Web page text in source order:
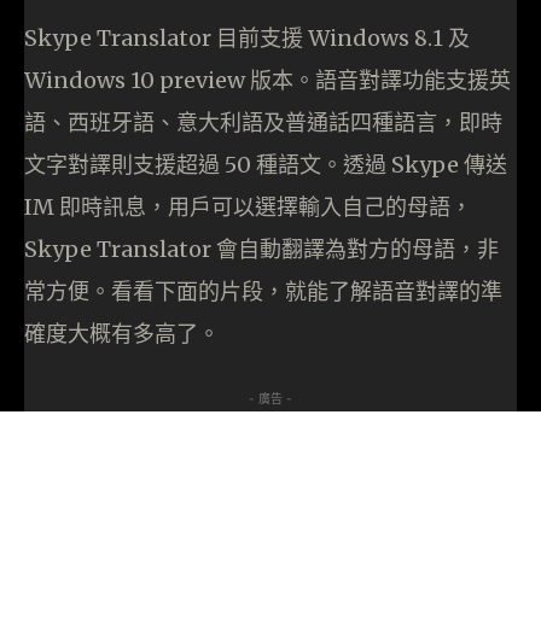
Skype Translator 目前支援 Windows 8.1 及
Windows 10 preview 版本。語音對譯功能支援英
語、西班牙語、意大利語及普通話四種語言，即時
文字對譯則支援超過 50 種語文。透過 Skype 傳送
IM 即時訊息，用戶可以選擇輸入自己的母語，
Skype Translator 會自動翻譯為對方的母語，非
常方便。看看下面的片段，就能了解語音對譯的準
確度大概有多高了。
- 廣告 -